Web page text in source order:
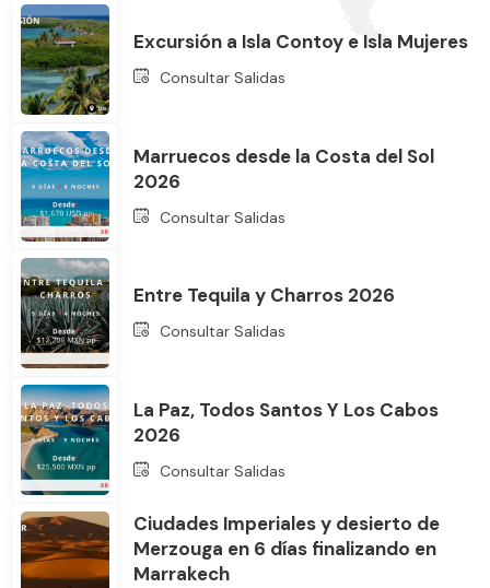
Excursión a Isla Contoy e Isla Mujeres
Consultar Salidas
Marruecos desde la Costa del Sol
2026
Consultar Salidas
Entre Tequila y Charros 2026
Consultar Salidas
La Paz, Todos Santos Y Los Cabos
2026
Consultar Salidas
Ciudades Imperiales y desierto de
Merzouga en 6 días finalizando en
Marrakech